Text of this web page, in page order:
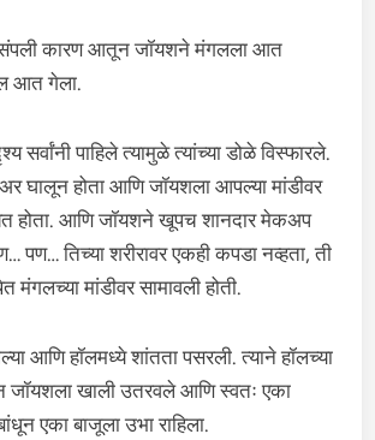
संपली कारण आतून जॉयशने मंगलला आत
आत गेला.
सर्वांनी पाहिले त्यामुळे त्यांच्या डोळे विस्फारले.
घालून होता आणि जॉयशला आपल्या मांडीवर
होता. आणि जॉयशने खूपच शानदार मेकअप
पण… तिच्या शरीरावर एकही कपडा नव्हता, ती
मंगलच्या मांडीवर सामावली होती.
आणि हॉलमध्ये शांतता पसरली. त्याने हॉलच्या
जॉयशला खाली उतरवले आणि स्वतः एका
एका बाजूला उभा राहिला.